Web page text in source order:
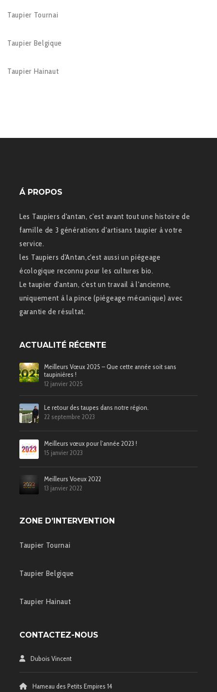
Taupier Tournai
Taupier Belgique
Taupier Hainaut
Á PROPOS
Les Taupiers d'antan, c'est avant tout une histoire de
famille de 3 générations d'artisans taupier à votre
service.
les Taupiers d'Antan,c'est aussi un piégeage
écologique reconnu pour les cultures bio.
Le taupier d'antan, c'est un travail à l'ancienne,
uniquement à la pince (piégeage mécanique) avec
garantie de résultat.
ACTUALITÉ RÉCENTE
Meilleurs Vœux 2025 – Que cette année soit sans
taupinières !
12 janvier 2025
Le retour des taupes dans notre région.
22 septembre 2023
Meilleurs vœux pour l’année 2023 !
15 janvier 2023
Meilleurs Voeux 2022
13 janvier 2022
ZONE D’INTERVENTION
Taupier Tournai
Taupier Belgique
Taupier Hainaut
CONTACTEZ-NOUS
Dubois Vincent
Hameau des Petits Empires 14